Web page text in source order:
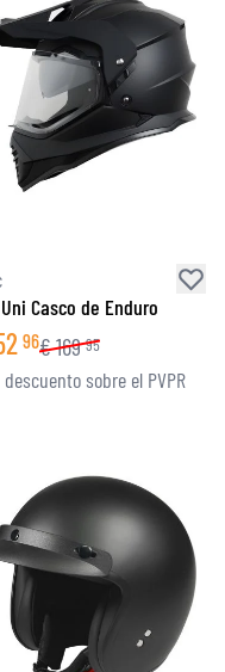
Casco de Enduro
96€169 95
sobre el PVPR